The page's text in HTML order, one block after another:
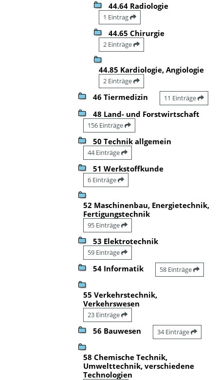
44.64 Radiologie
1 Eintrag
44.65 Chirurgie
2 Einträge
44.85 Kardiologie, Angiologie
2 Einträge
46 Tiermedizin 11 Einträge
48 Land- und Forstwirtschaft
156 Einträge
50 Technik allgemein
44 Einträge
51 Werkstoffkunde
6 Einträge
52 Maschinenbau, Energietechnik,
Fertigungstechnik
95 Einträge
53 Elektrotechnik
59 Einträge
54 Informatik 58 Einträge
55 Verkehrstechnik,
Verkehrswesen
23 Einträge
56 Bauwesen 34 Einträge
58 Chemische Technik,
Umwelttechnik, verschiedene
Technologien